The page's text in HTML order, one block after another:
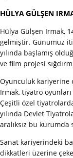
HÜLYA GÜLŞEN
Hülya Gülşen Irmak,
gelmiştir. Günümüz
yılında başlamış
ve film projesi
Oyunculuk kariyerine
Irmak, tiyatro
Çeşitli özel
yılında Devlet
aralıksız bu kurumda
Sanat kariyerindeki
dikkatleri üzerine